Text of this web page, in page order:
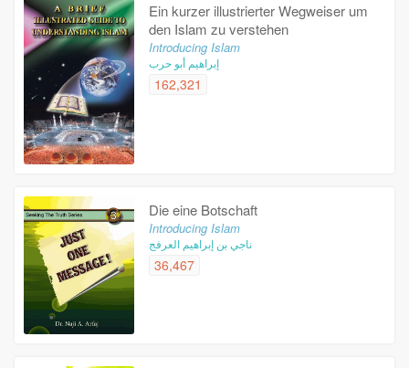
Ein kurzer illustrierter Wegweiser um
den Islam zu verstehen
Introducing Islam
إبراهيم أبو حرب
162,321
Die eine Botschaft
Introducing Islam
ناجي بن إبراهيم العرفج
36,467